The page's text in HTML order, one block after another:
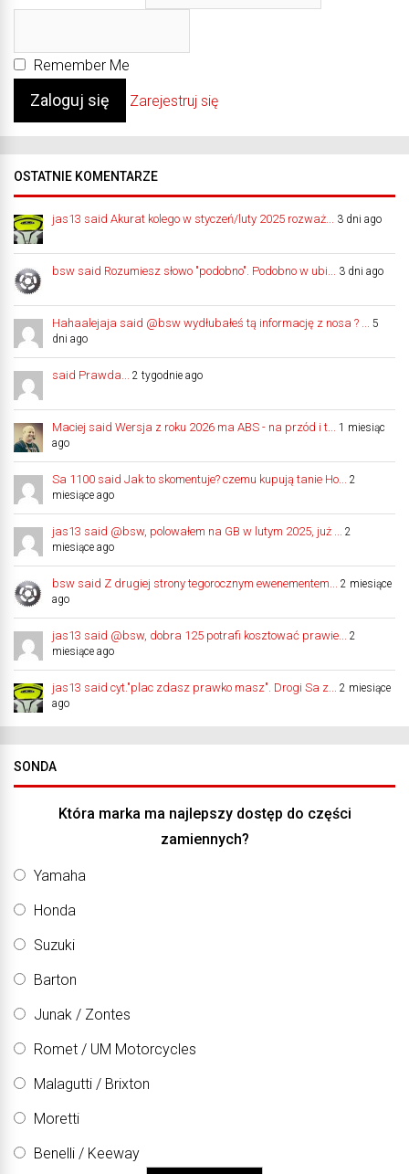
Remember Me
Zarejestruj się
OSTATNIE KOMENTARZE
jas13 said Akurat kolego w styczeń/luty 2025 rozważ... 3 dni ago
bsw said Rozumiesz słowo "podobno". Podobno w ubi... 3 dni ago
Hahaalejaja said @bsw wydłubałeś tą informację z nosa ? ... 5
dni ago
said Prawda... 2 tygodnie ago
Maciej said Wersja z roku 2026 ma ABS - na przód i t... 1 miesiąc
ago
Sa 1100 said Jak to skomentuje? czemu kupują tanie Ho... 2
miesiące ago
jas13 said @bsw, polowałem na GB w lutym 2025, już ... 2
miesiące ago
bsw said Z drugiej strony tegorocznym ewenementem... 2 miesiące
ago
jas13 said @bsw, dobra 125 potrafi kosztować prawie... 2
miesiące ago
jas13 said cyt."plac zdasz prawko masz". Drogi Sa z... 2 miesiące
ago
SONDA
Która marka ma najlepszy dostęp do części
zamiennych?
Yamaha
Honda
Suzuki
Barton
Junak / Zontes
Romet / UM Motorcycles
Malagutti / Brixton
Moretti
Benelli / Keeway